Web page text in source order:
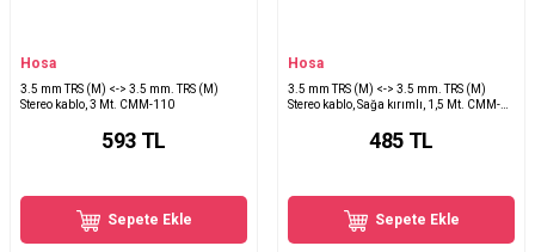
Hosa
3.5 mm TRS (M) <-> 3.5 mm. TRS (M)
Stereo kablo, 3 Mt. CMM-110
593 TL
Sepete Ekle
Hosa
3.5 mm TRS (M) <-> 3.5 mm. TRS (M)
Stereo kablo, Sağa kırımlı, 1,5 Mt. CMM-
485 TL
Sepete Ekle